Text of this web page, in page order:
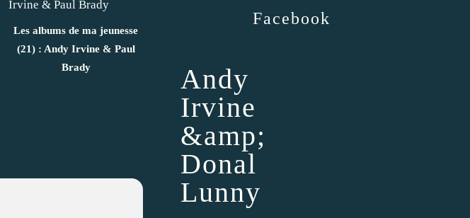
Les albums de ma jeunesse
(21) : Andy Irvine & Paul
Brady
Facebook
Andy
Irvine
&amp;
Donal
Lunny